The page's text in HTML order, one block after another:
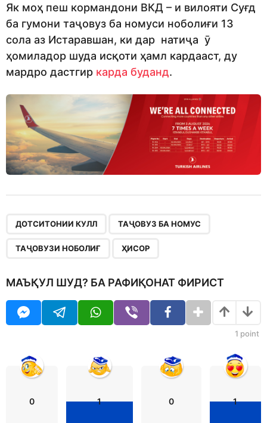
Як моҳ пеш кормандони ВКД – и вилояти Суғд
ба гумони таҷовуз ба номуси ноболиғи 13
сола аз Истаравшан, ки дар натиҷа ӯ
ҳомиладор шуда исқоти ҳамл кардааст, ду
мардро дастгир карда буданд.
ДОТСИТОНИИ КУЛЛ ТАҶОВУЗ БА НОМУС
ТАҶОВУЗИ НОБОЛИҒ ҲИСОР
МАЪҚУЛ ШУД? БА РАФИҚОНАТ ФИРИСТ
1 point
0 1 0 1